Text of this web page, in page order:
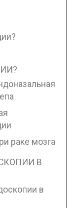
раке мозга
В
в